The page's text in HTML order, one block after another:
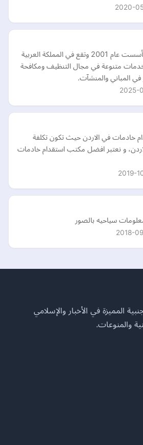
2020-
شركة التنفيذ هي شركة تأسست عام 2001 وتقع في المملكة العربية
متنوعة في مجال التنظيف ومكافحة
المباني والمنشآت.
2025-
خادمات في الاردن حيث تكون تكلفة
و نعتبر افضل مكتب استقدام خادمات
2019-
سياحيه بالصور
2018-
المميزة في الأخبار والإسلامي
والمنوعات.